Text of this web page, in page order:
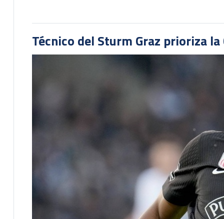
Técnico del Sturm Graz prioriza